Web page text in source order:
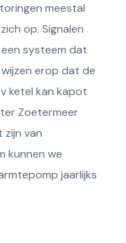
meestal
op. Signalen
een systeem dat
erop dat de
ketel kan kapot
Zoetermeer
van
kunnen we
jaarlijks